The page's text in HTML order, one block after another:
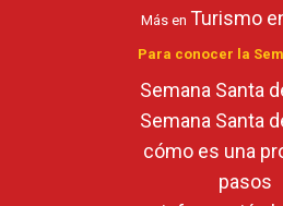
Más en Turismo
Para conocer la
Semana Santa
Semana Santa
cómo es una
pasos